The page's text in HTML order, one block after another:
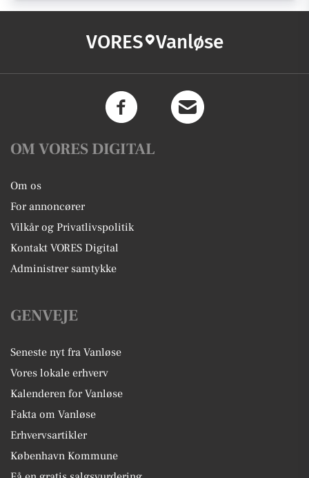
VORES Vanløse
OM VORES DIGITAL
Om os
For annoncører
Vilkår og Privatlivspolitik
Kontakt VORES Digital
Administrer samtykke
GENVEJE
Seneste nyt fra Vanløse
Vores lokale erhverv
Kalenderen for Vanløse
Fakta om Vanløse
Erhvervsartikler
København Kommune